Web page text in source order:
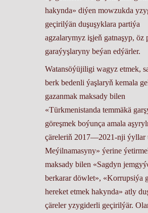
hakynda» diýen mowzukda
geçirilýän duşuşyklara partiýa
agzalarymyz işjeň gatnaşyp, öz
garaýyşlaryny beýan edýärler.
Watansöýüjiligi wagyz etmek,
berk bedenli ýaşlaryň kemala
gazanmak maksady bilen
«Türkmenistanda temmäkä
göreşmek boýunça amala
çäreleriň 2017—2021-nji ýyllar
Meýilnamasyny» ýerine
maksady bilen «Sagdyn
berkarar döwlet», «Korrupsiýa
hereket etmek hakynda» atly
çäreler yzygiderli geçirilýär.